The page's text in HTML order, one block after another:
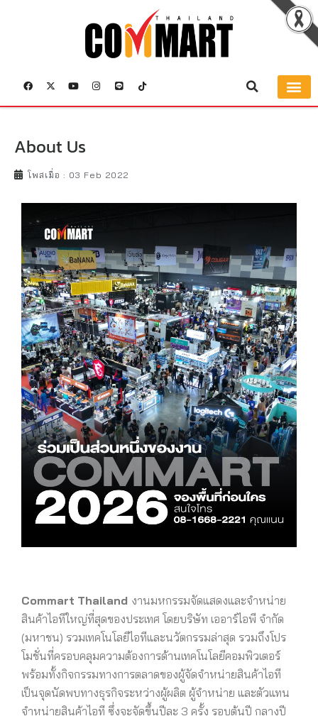
About Us
โพสเมื่อ : 03 Feb 2022
Commart Thailand งานมหกรรมจัดแสดงและจำหน่าย
สินค้าไอทีใหญ่ที่สุดของประเทศ โดยบริษัท เออาร์ไอพี จำกัด
(มหาชน) รวมเทคโนโลยีไอทีและนวัตกรรมล่าสุด รวมถึงโปร
โมชั่นที่ครอบคลุมความต้องการด้านเทคโนโลยีคอมพิวเตอร์
พร้อมทั้งกิจกรรมทางการตลาดของผู้จัดจำหน่ายสินค้าไอที
เป็นจุดนัดพบทางธุรกิจระหว่างผู้ผลิต ผู้จำหน่าย และตัวแทน
จำหน่ายสินค้าไอที ซึ่งจะจัดขึ้นปีละ 3 ครั้ง รอบต้นปี กลางปี